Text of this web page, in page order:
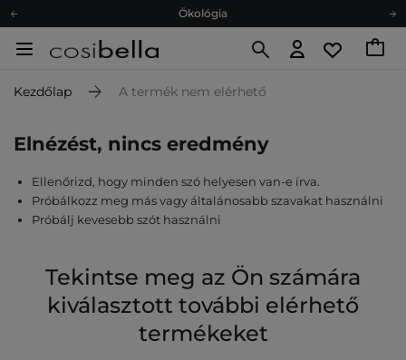
Ökológia
Hűségprogram
Ajándékkártya
Kezdőlap A termék nem elérhető
Elnézést, nincs eredmény
Ellenőrizd, hogy minden szó helyesen van-e írva.
Próbálkozz meg más vagy általánosabb szavakat használni
Próbálj kevesebb szót használni
Tekintse meg az Ön számára
kiválasztott további elérhető
termékeket